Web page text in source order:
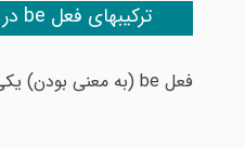
ترکیبهای فعل be در زمان حال ساده :
فعل be (به معنی بودن) یکی از پرکاربردترین افعال در زبان انگیسی می باشد. در این درس زمان حال ساده این فعل را بصورت am/is/are ملاحظه می نمایید: